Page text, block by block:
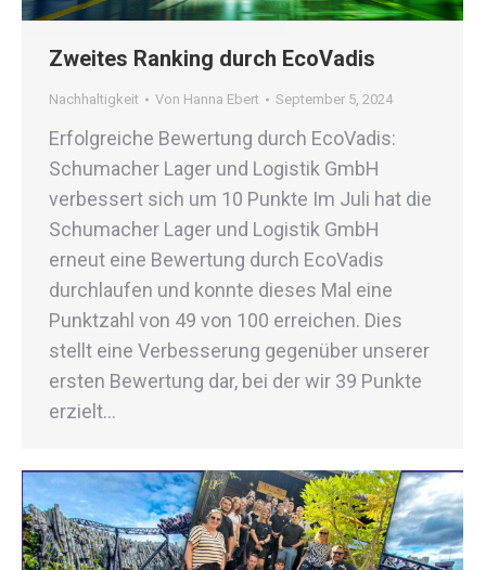
Zweites Ranking durch EcoVadis
Nachhaltigkeit Von Hanna Ebert September 5, 2024
Erfolgreiche Bewertung durch EcoVadis:
Schumacher Lager und Logistik GmbH
verbessert sich um 10 Punkte Im Juli hat die
Schumacher Lager und Logistik GmbH
erneut eine Bewertung durch EcoVadis
durchlaufen und konnte dieses Mal eine
Punktzahl von 49 von 100 erreichen. Dies
stellt eine Verbesserung gegenüber unserer
ersten Bewertung dar, bei der wir 39 Punkte
erzielt…